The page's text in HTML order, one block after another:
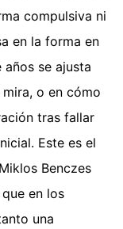
compulsiva ni
en la forma en
se ajusta
o en cómo
tras fallar
Este es el
Benczes
en los
una